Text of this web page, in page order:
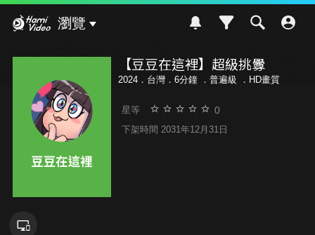
瀏覽
【豆豆在這裡】超級挑釁
2024．台灣．6分鐘 ． 普遍級 ．HD畫質
星等 0
下架時間 2031年12月31日